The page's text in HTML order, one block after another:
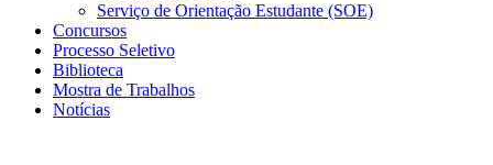
Serviço de Orientação Estudante (SOE)
Concursos
Processo Seletivo
Biblioteca
Mostra de Trabalhos
Notícias